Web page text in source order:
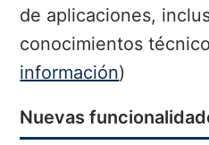
de aplicaciones,
conocimientos
información)
Nuevas